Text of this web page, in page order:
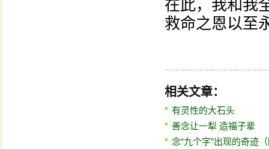
在此，我和我
救命之恩以至
相关文章：
有灵性的大石头
善念让一犁 造福子辈
念“九个字”出现的奇迹